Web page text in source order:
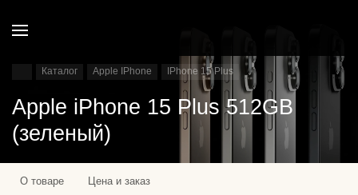
Каталог Apple IPhone IPhone 15 Plus
Apple iPhone 15 Plus 512GB
(зеленый)
О товаре Цена и заказ